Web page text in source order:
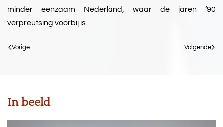
minder eenzaam Nederland, waar de jaren ‘90
verpreutsing voorbij is.
Vorige Volgende
In beeld